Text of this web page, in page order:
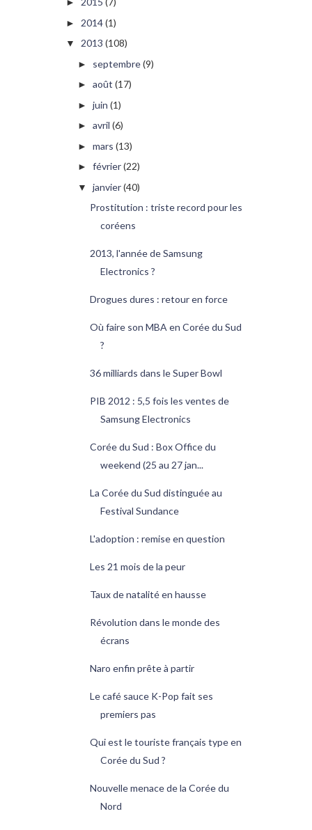
►
► 2014(1)
▼ 2013 (108)
► septembre(9)
► août (17)
► juin (1)
► avril (6)
► mars (13)
► février(22)
▼ janvier(40)
Prostitution : triste record pour les
coréens
2013, l'année de Samsung
Electronics ?
Drogues dures : retour en force
Où faire son MBA en Corée du Sud
?
36 milliards dans le Super Bowl
PIB 2012 : 5,5 fois les ventes de
Samsung Electronics
Corée du Sud : Box Office du
weekend (25 au 27 jan...
La Corée du Sud distinguée au
Festival Sundance
L'adoption : remise en question
Les 21 mois de la peur
Taux de natalité en hausse
Révolution dans le monde des
écrans
Naro enfin prête à partir
Le café sauce K-Pop fait ses
premiers pas
Qui est le touriste français type en
Corée du Sud ?
Nouvelle menace de la Corée du
Nord